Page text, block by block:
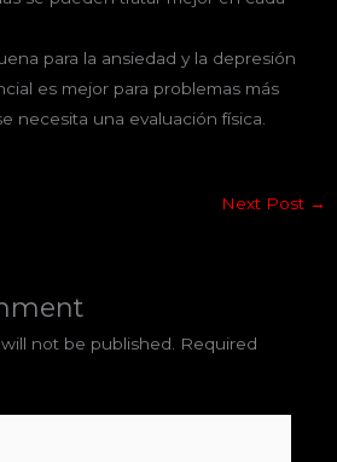
para la ansiedad y la depresión
es mejor para problemas más
necesita una evaluación física.
Next Post →
not be published.
Required